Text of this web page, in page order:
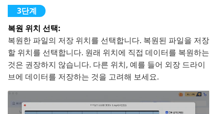
복원 위치 선택:
복원한 파일의 저장 위치를 선택합니다. 복원된 파일을 저장
할 위치를 선택합니다. 원래 위치에 직접 데이터를 복원하는
것은 권장하지 않습니다. 다른 위치, 예를 들어 외장 드라이
브에 데이터를 저장하는 것을 고려해 보세요.